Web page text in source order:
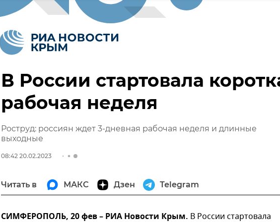
В России стартовала
рабочая неделя
Роструд: россиян ждет 3-дневная рабочая неделя и длинные
выходные
08:42 20.02.2023
Читать в МАКС Дзен Telegram
СИМФЕРОПОЛЬ, 20 фев – РИА Новости Крым. В России стартовала